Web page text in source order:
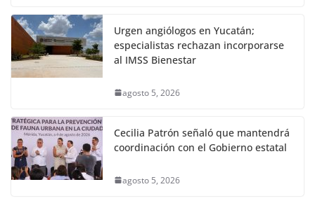
Urgen angiólogos en Yucatán;
especialistas rechazan incorporarse
al IMSS Bienestar
agosto 5, 2026
Cecilia Patrón señaló que mantendrá
coordinación con el Gobierno estatal
agosto 5, 2026